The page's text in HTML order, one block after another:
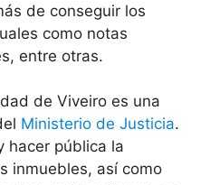
de conseguir los
como notas
entre otras.
de Viveiro es una
Ministerio de Justicia.
hacer pública la
inmuebles, así como